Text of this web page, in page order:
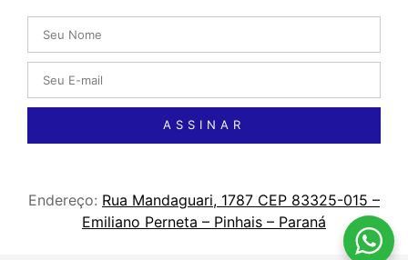
ASSINAR
Endereço: Rua Mandaguari, 1787 CEP 83325-015 –
Emiliano Perneta – Pinhais – Paraná